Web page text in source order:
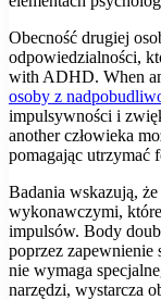
Obecność drugiej
odpowiedzialności,
with ADHD. When
osoby z
impulsywności i
another człowieka
pomagając utrzymać
Badania wskazują,
wykonawczymi,
impulsów. Body
poprzez zapewnienie
nie wymaga
narzędzi, wystarcza